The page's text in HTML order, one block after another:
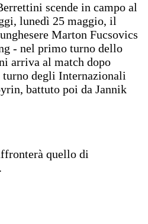
scende in campo al
lunedì 25 maggio, il
Marton Fucsovics
- nel primo turno dello
arriva al match dopo
degli Internazionali
battuto poi da Jannik
quello di